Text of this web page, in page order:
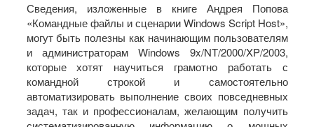
Сведения, изложенные в книге Андрея Попова
«Командные файлы и сценарии Windows Script Host»,
могут быть полезны как начинающим пользователям
и администраторам Windows 9x/NT/2000/XP/2003,
которые хотят научиться грамотно работать с
командной строкой и самостоятельно
автоматизировать выполнение своих повседневных
задач, так и профессионалам, желающим получить